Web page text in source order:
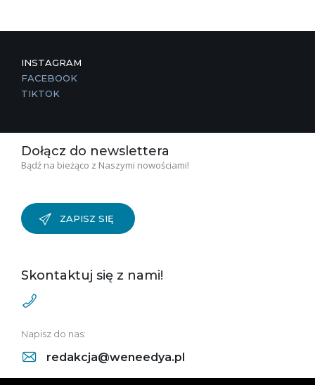
INSTAGRAM
FACEBOOK
TIKTOK
Dołącz do newslettera
Bądź na bieżąco z Naszymi nowościami!
ZAPISZ SIĘ
Skontaktuj się z nami!
Napisz do nas:
redakcja@weneedya.pl